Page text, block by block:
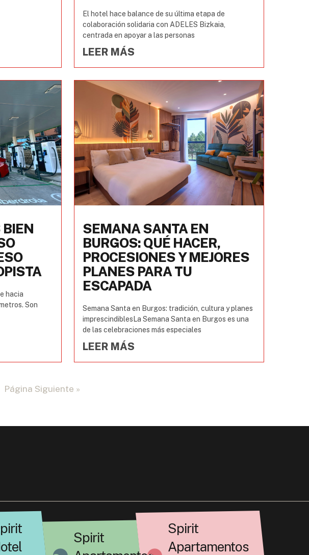
El hotel hace balance de su última etapa de
colaboración solidaria con ADELES Bizkaia,
centrada en apoyar a las personas
LEER MÁS
BIEN
hacia
Son
SEMANA SANTA EN
BURGOS: QUÉ HACER,
PROCESIONES Y MEJORES
PLANES PARA TU
ESCAPADA
Semana Santa en Burgos: tradición, cultura y planes
imprescindiblesLa Semana Santa en Burgos es una
de las celebraciones más especiales
LEER MÁS
Página Siguiente »
Spirit
Spirit
Apartamentos